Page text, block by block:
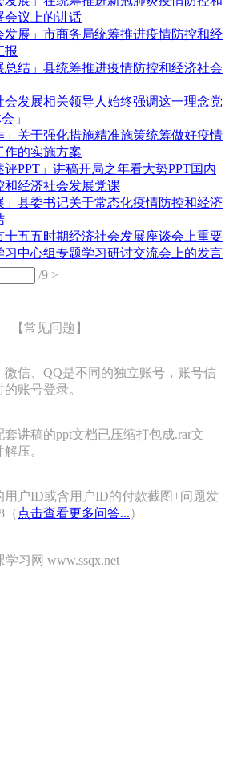
会议上的讲话
发展」市商务局统筹推进疫情防控和经
报
总结」县统筹推进疫情防控和经济社会
发展相关领导人始终强调这一理念党
」
」关于强化措施精准施策统筹做好疫情
作的实施方案
评PPT」讲稿开局之年看大势PPT国内
和经济社会发展党课
」县委书记关于常态化疫情防控和经济
五五时期经济社会发展座谈会上重要
中心组专题学习研讨交流会上的发言
/9 >
【常见问题】
微信、QQ是不同的独立账号，账号信
账号登录。
套讲稿的ppt文档已压缩打包成.rar文
压。
用户ID或含用户ID的付款截图+问题发
（ 点击查看更多问答...）
学习网 www.ssqx.net